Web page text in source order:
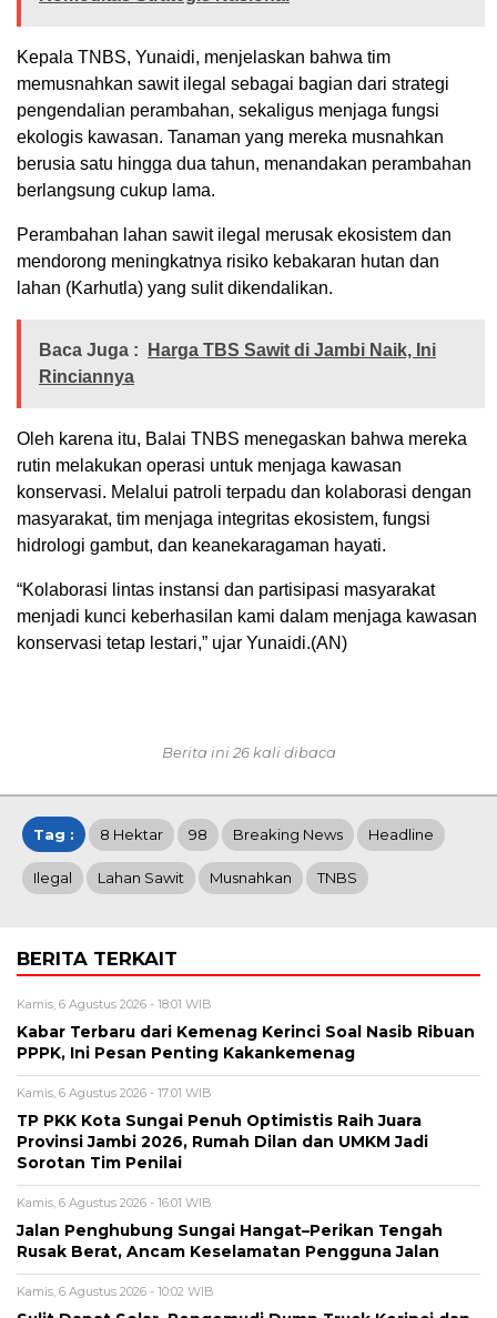
Kepala TNBS, Yunaidi, menjelaskan bahwa tim
memusnahkan sawit ilegal sebagai bagian dari strategi
pengendalian perambahan, sekaligus menjaga fungsi
ekologis kawasan. Tanaman yang mereka musnahkan
berusia satu hingga dua tahun, menandakan perambahan
berlangsung cukup lama.
Perambahan lahan sawit ilegal merusak ekosistem dan
mendorong meningkatnya risiko kebakaran hutan dan
lahan (Karhutla) yang sulit dikendalikan.
Baca Juga :
Harga TBS Sawit di Jambi Naik, Ini
Rinciannya
Oleh karena itu, Balai TNBS menegaskan bahwa mereka
rutin melakukan operasi untuk menjaga kawasan
konservasi. Melalui patroli terpadu dan kolaborasi dengan
masyarakat, tim menjaga integritas ekosistem, fungsi
hidrologi gambut, dan keanekaragaman hayati.
“Kolaborasi lintas instansi dan partisipasi masyarakat
menjadi kunci keberhasilan kami dalam menjaga kawasan
konservasi tetap lestari,” ujar Yunaidi.(AN)
Berita ini 26 kali dibaca
Tag : 8 Hektar 98 Breaking News Headline
Ilegal Lahan Sawit Musnahkan TNBS
BERITA TERKAIT
Kamis, 6 Agustus 2026 - 18:01 WIB
Kabar Terbaru dari Kemenag Kerinci Soal Nasib Ribuan
PPPK, Ini Pesan Penting Kakankemenag
Kamis, 6 Agustus 2026 - 17:01 WIB
TP PKK Kota Sungai Penuh Optimistis Raih Juara
Provinsi Jambi 2026, Rumah Dilan dan UMKM Jadi
Sorotan Tim Penilai
Kamis, 6 Agustus 2026 - 16:01 WIB
Jalan Penghubung Sungai Hangat–Perikan Tengah
Rusak Berat, Ancam Keselamatan Pengguna Jalan
Kamis, 6 Agustus 2026 - 10:02 WIB